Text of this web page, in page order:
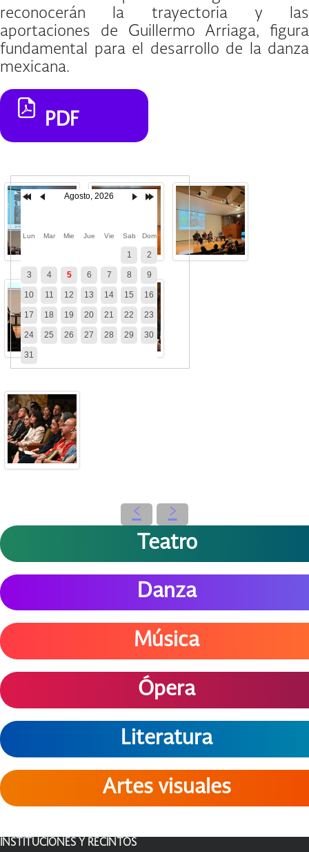
reconocerán la trayectoria y las
aportaciones de Guillermo Arriaga, figura
fundamental para el desarrollo de la danza
mexicana.
PDF
‹ ›
Agosto, 2026
Lun Mar Mie Jue Vie Sab Dom
1 2
3 4 5 6 7 8 9
10 11 12 13 14 15 16
17 18 19 20 21 22 23
24 25 26 27 28 29 30
31
Teatro
Danza
Música
Ópera
Literatura
Artes visuales
INSTITUCIONES Y RECINTOS